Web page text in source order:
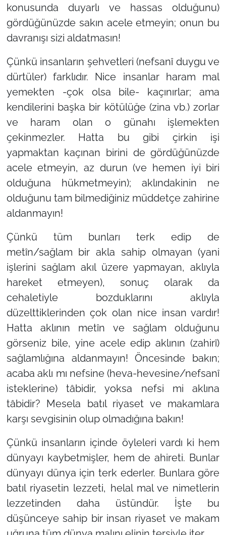
konusunda duyarlı ve hassas olduğunu)
gördüğünüzde sakın acele etmeyin; onun bu
davranışı sizi aldatmasın!
Çünkü insanların şehvetleri (nefsanî duygu ve
dürtüler) farklıdır. Nice insanlar haram mal
yemekten -çok olsa bile- kaçınırlar; ama
kendilerini başka bir kötülüğe (zina vb.) zorlar
ve haram olan o günahı işlemekten
çekinmezler. Hatta bu gibi çirkin işi
yapmaktan kaçınan birini de gördüğünüzde
acele etmeyin, az durun (ve hemen iyi biri
olduğuna hükmetmeyin); aklındakinin ne
olduğunu tam bilmediğiniz müddetçe zahirine
aldanmayın!
Çünkü tüm bunları terk edip de
metîn/sağlam bir akla sahip olmayan (yani
işlerini sağlam akıl üzere yapmayan, aklıyla
hareket etmeyen), sonuç olarak da
cehaletiyle bozduklarını aklıyla
düzelttiklerinden çok olan nice insan vardır!
Hatta aklının metîn ve sağlam olduğunu
görseniz bile, yine acele edip aklının (zahirî)
sağlamlığına aldanmayın! Öncesinde bakın;
acaba aklı mı nefsine (heva-hevesine/nefsanî
isteklerine) tâbidir, yoksa nefsi mi aklına
tâbidir? Mesela batıl riyaset ve makamlara
karşı sevgisinin olup olmadığına bakın!
Çünkü insanların içinde öyleleri vardı ki hem
dünyayı kaybetmişler, hem de ahireti. Bunlar
dünyayı dünya için terk ederler. Bunlara göre
batıl riyasetin lezzeti, helal mal ve nimetlerin
lezzetinden daha üstündür. İşte bu
düşünceye sahip bir insan riyaset ve makam